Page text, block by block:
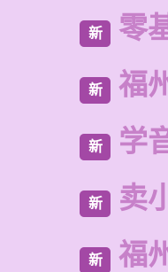
新 零
新 福
新 学
新 卖
新 福